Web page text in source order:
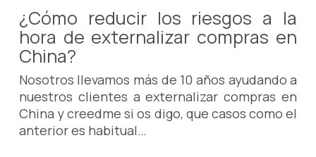
¿Cómo reducir los riesgos a la
hora de externalizar compras en
China?
Nosotros llevamos más de 10 años ayudando a
nuestros clientes a externalizar compras en
China y creedme si os digo, que casos como el
anterior es habitual…